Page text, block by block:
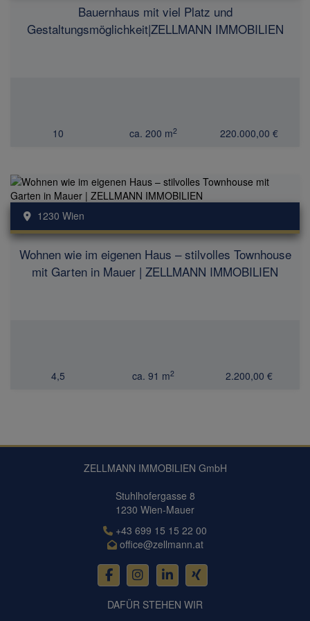
Bauernhaus mit viel Platz und
Gestaltungsmöglichkeit|ZELLMANN IMMOBILIEN
10 ca. 200 m2 220.000,00 €
Wohnen wie im eigenen Haus – stilvolles Townhouse
mit Garten in Mauer | ZELLMANN IMMOBILIEN
1230 Wien
4,5 ca. 91 m2 2.200,00 €
ZELLMANN IMMOBILIEN GmbH
Stuhlhofergasse 8
1230 Wien-Mauer
+43 699 15 15 22 00
office@zellmann.at
DAFÜR STEHEN WIR